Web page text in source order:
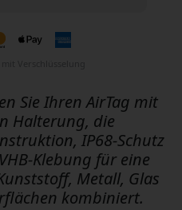
Sie Ihren AirTag mit
Halterung, die
IP68-Schutz
Klebung für eine
Metall, Glas
kombiniert.